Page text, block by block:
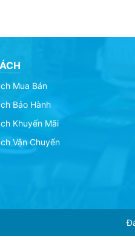
Mua Bán
Bảo Hành
Khuyến Mãi
Vận Chuyển